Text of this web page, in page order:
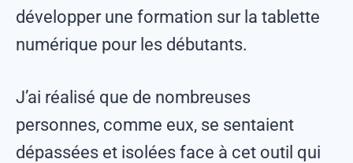
développer une formation sur la tablette
numérique pour les débutants.
J’ai réalisé que de nombreuses
personnes, comme eux, se sentaient
dépassées et isolées face à cet outil qui